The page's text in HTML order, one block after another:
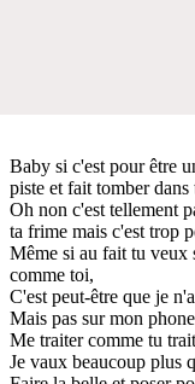
Baby si c'est pour être
piste et fait tomber dans
Oh non c'est tellement
ta frime mais c'est trop
Même si au fait tu veux
comme toi,
C'est peut-être que je
Mais pas sur mon
Me traiter comme tu
Je vaux beaucoup plus